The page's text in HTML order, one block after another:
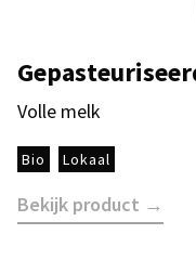
Volle melk
Bio Lokaal
Bekijk product →